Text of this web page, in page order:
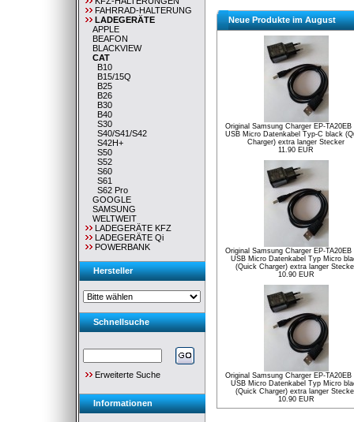
FAHRRAD-HALTERUNG
LADEGERÄTE
APPLE
BEAFON
BLACKVIEW
CAT
B10
B15/15Q
B25
B26
B30
B40
S30
S40/S41/S42
S42H+
S50
S52
S60
S61
S62 Pro
GOOGLE
SAMSUNG
WELTWEIT
LADEGERÄTE KFZ
LADEGERÄTE Qi
POWERBANK
Hersteller
Schnellsuche
Erweiterte Suche
Informationen
Neue Produkte im August
Original Samsung Charger EP-TA20EB
USB Micro Datenkabel Typ-C black
Charger) extra langer Stecker
11.90 EUR
Original Samsung Charger EP-TA20EB
USB Micro Datenkabel Typ Micro
(Quick Charger) extra langer
10.90 EUR
Original Samsung Charger EP-TA20EB
USB Micro Datenkabel Typ Micro
(Quick Charger) extra langer
10.90 EUR